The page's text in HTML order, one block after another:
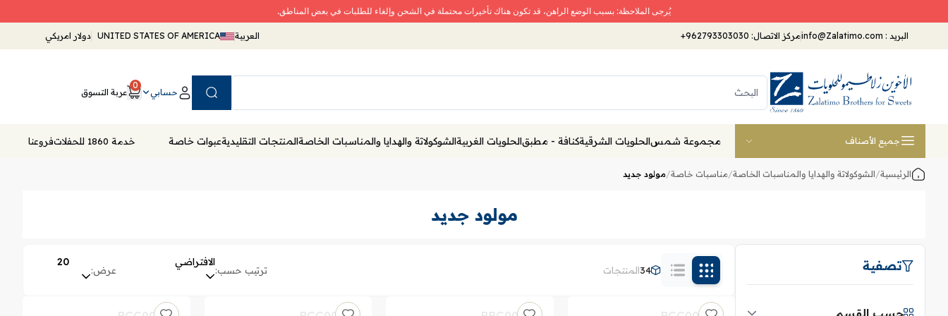
يُرجى الملاحظة: بسبب الوضع الراهن، قد تكون هناك تأخيرات محتملة في الشحن وإلغاء للطلبات في بعض المناطق.
البريد : مركز الاتصال: +962793303030 العربية UNITED STATES OF AMERICA دولار امريكي
حسابي
0
عربة التسوق
جميع الأصناف مجموعة شمسالحلويات الشرقيةكنافة - مطبقالحلويات الغربيةالشوكولاتة والهدايا والمناسبات الخاصةالمنتجات التقليديةعبوات خاصة خدمة 1860 للحفلات فروعنا
الرئيسية/الشوكولاتة والهدايا والمناسبات الخاصة/مناسبات خاصة/مولود جديد
مولود جديد
تصفية
حسب القسم
34المنتجات ترتيب حسب:
الافتراضي
عرض:
20